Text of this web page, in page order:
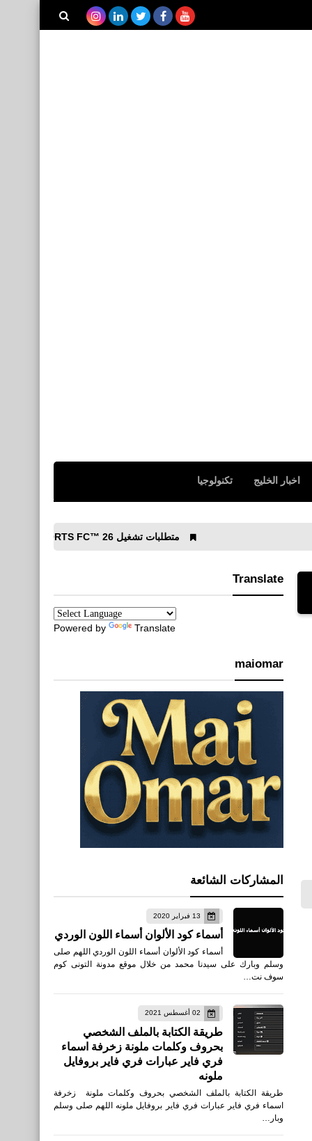
اخبار الخليج تكنولوجيا
متطلبات تشغيل EA SPORTS FC™ 26 على الكمبيوتر الشخصي
Translate
Powered by Translate
maiomar
المشاركات الشائعة
13 فبراير 2020
أسماء كود الألوان أسماء اللون الوردي
أسماء كود الألوان أسماء اللون الوردي اللهم صلى
وسلم وبارك على سيدنا محمد من خلال موقع مدونة التونى كوم
سوف نت…
02 أغسطس 2021
طريقة الكتابة بالملف الشخصي
بحروف وكلمات ملونة زخرفة اسماء
فري فاير عبارات فري فاير بروفايل
ملونه
طريقة الكتابة بالملف الشخصي بحروف وكلمات ملونة زخرفة
اسماء فري فاير عبارات فري فاير بروفايل ملونه اللهم صلى وسلم
وبار…